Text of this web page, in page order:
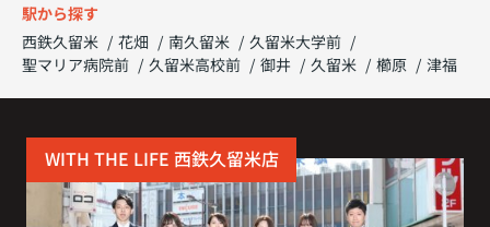
駅から探す
西鉄久留米
花畑 南久留米
久留米大学前
聖マリア病院前
久留米高校前 御井 久留米 櫛原 津福
WITH THE LIFE 西鉄久留米店